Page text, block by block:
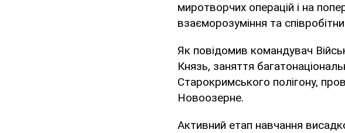
миротворчих операцій і на
взаєморозуміння та
Як повідомив командувач
Князь, заняття
Старокримського полігону,
Новоозерне.
Активний етап навчання